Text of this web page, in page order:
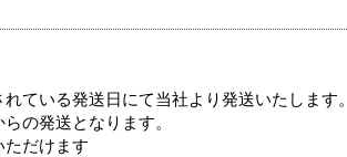
ている発送日にて当社より発送いたします。
の発送となります。
だけます